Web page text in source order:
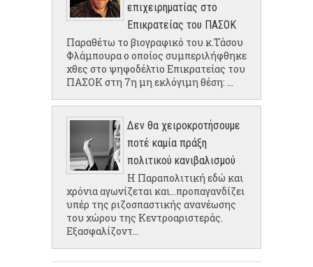
επιχειρηματίας στο
Επικρατείας του ΠΑΣΟΚ
Παραθέτω το βιογραφικό του κ.Τάσου
Φλάμπουρα ο οποίος συμπεριλήφθηκε
χθες στο ψηφοδέλτιο Επικρατείας του
ΠΑΣΟΚ στη 7η μη εκλόγιμη θέση: ...
Δεν θα χειροκροτήσουμε
ποτέ καμία πράξη
πολιτικού κανιβαλισμού
Η Παραπολιτική εδώ και
χρόνια αγωνίζεται και...προπαγανδίζει
υπέρ της ριζοσπαστικής ανανέωσης
του χώρου της Κεντροαριστεράς.
Εξασφαλίζοντ...